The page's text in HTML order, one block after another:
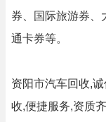
券、国际旅游券、
通卡券等。
资阳市汽车回收,
收,便捷服务,资质